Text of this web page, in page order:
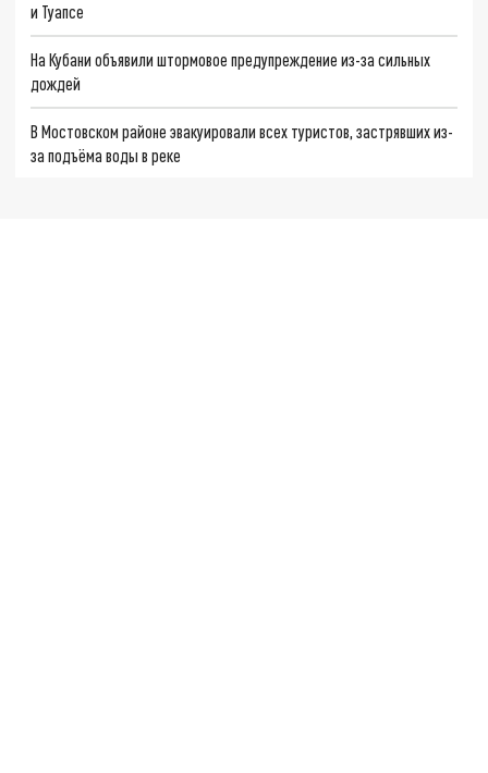
и Туапсе
На Кубани объявили штормовое предупреждение из-за сильных
дождей
В Мостовском районе эвакуировали всех туристов, застрявших из-
за подъёма воды в реке